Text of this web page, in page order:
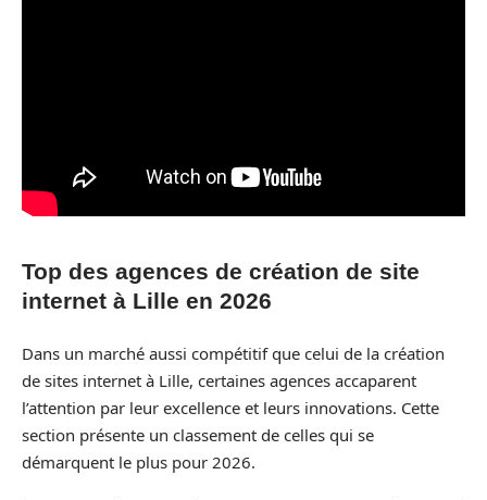
Top des agences de création de site
internet à Lille en 2026
Dans un marché aussi compétitif que celui de la création
de sites internet à Lille, certaines agences accaparent
l’attention par leur excellence et leurs innovations. Cette
section présente un classement de celles qui se
démarquent le plus pour 2026.